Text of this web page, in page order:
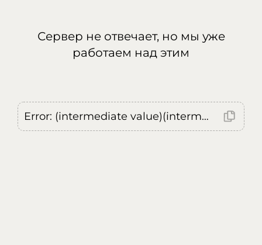
Сервер не отвечает, но мы уже
работаем над этим
Error: (intermediate value)(intermediate value)(intermediate value).replaceAll is not a function